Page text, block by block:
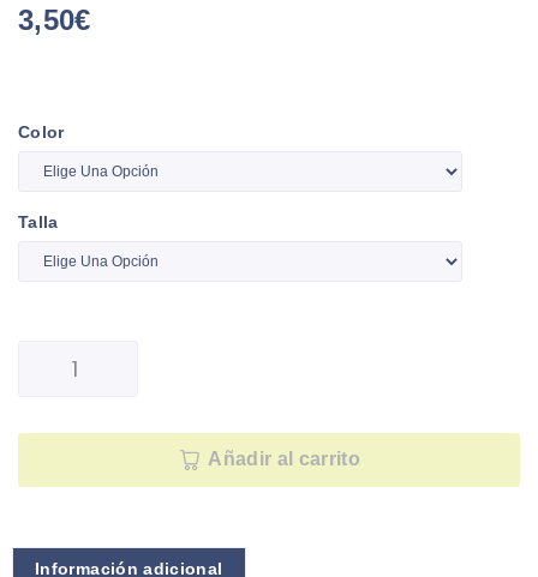
3,50€
Color
Talla
Añadir al carrito
Información adicional